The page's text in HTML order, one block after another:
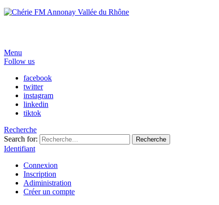
Menu
Follow us
facebook
twitter
instagram
linkedin
tiktok
Recherche
Search for:
Recherche
Identifiant
Connexion
Inscription
Adiministration
Créer un compte